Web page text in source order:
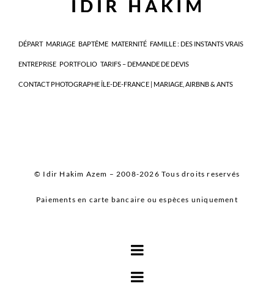
DÉPART MARIAGE BAPTÊME MATERNITÉ FAMILLE : DES INSTANTS VRAIS
ENTREPRISE PORTFOLIO TARIFS – DEMANDE DE DEVIS
CONTACT PHOTOGRAPHE ÎLE-DE-FRANCE | MARIAGE, AIRBNB & ANTS
© Idir Hakim Azem – 2008-2026 Tous droits reservés
Paiements en carte bancaire ou espèces uniquement